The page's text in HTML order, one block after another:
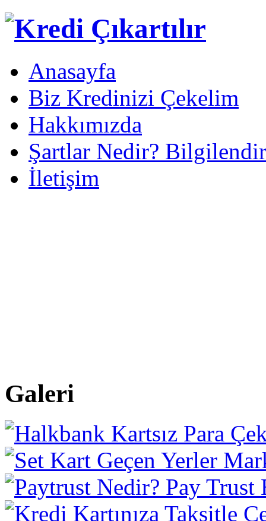
Anasayfa
Biz Kredinizi Çekelim
Hakkımızda
Şartlar Nedir?
İletişim
Galeri